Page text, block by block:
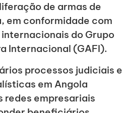
de armas de
em conformidade com
do Grupo
Internacional (GAFI).
processos judiciais e
em Angola
redes empresariais